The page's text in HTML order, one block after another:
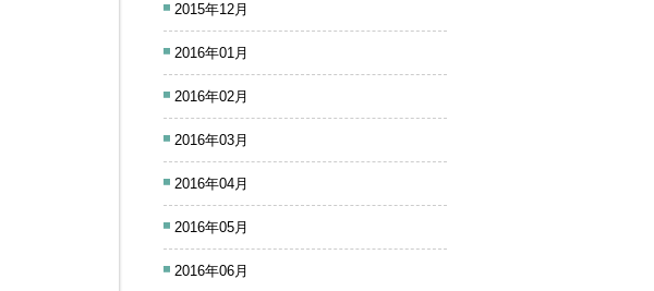
2015年12月
2016年01月
2016年02月
2016年03月
2016年04月
2016年05月
2016年06月